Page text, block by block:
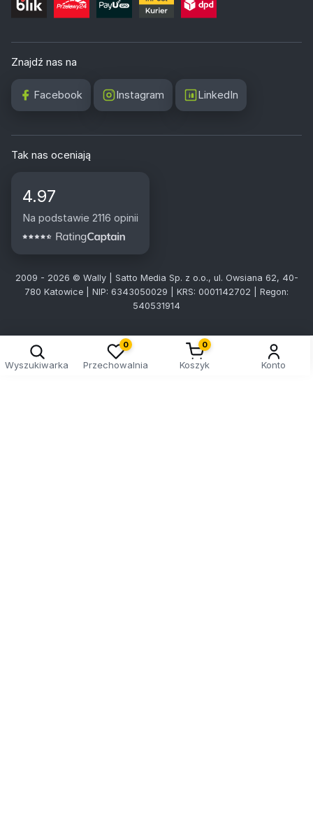
Znajdź nas na
Facebook Instagram LinkedIn
Tak nas oceniają
4.97
Na podstawie 2116 opinii
2009 - 2026 © Wally | Satto Media Sp. z o.o., ul. Owsiana 62, 40-
780 Katowice | NIP: 6343050029 | KRS: 0001142702 | Regon:
540531914
Wyszukiwarka
0
Przechowalnia
0
Koszyk Konto